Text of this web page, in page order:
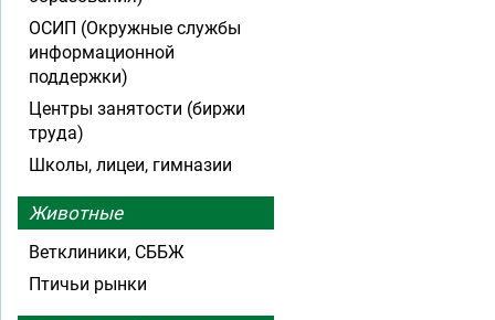
ОСИП (Окружные службы
информационной
поддержки)
Центры занятости (биржи
труда)
Школы, лицеи, гимназии
Животные
Ветклиники, СББЖ
Птичьи рынки